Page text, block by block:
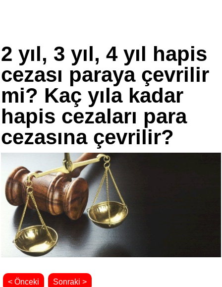
2 yıl, 3 yıl, 4 yıl hapis
cezası paraya çevrilir
mi? Kaç yıla kadar
hapis cezaları para
cezasına çevrilir?
< Önceki Sonraki >